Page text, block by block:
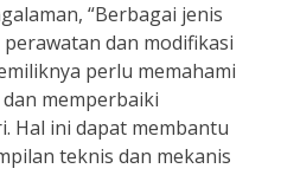
“Berbagai jenis
dan modifikasi
perlu memahami
memperbaiki
Hal ini dapat membantu
teknis dan mekanis